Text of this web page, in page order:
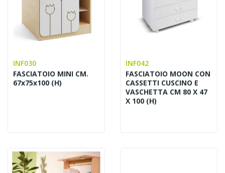
INF030
FASCIATOIO MINI CM.
67x75x100 (H)
INF042
FASCIATOIO MOON CON
CASSETTI CUSCINO E
VASCHETTA CM 80 X 47
X 100 (H)